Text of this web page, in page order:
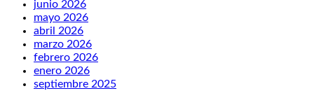
junio 2026
mayo 2026
abril 2026
marzo 2026
febrero 2026
enero 2026
septiembre 2025